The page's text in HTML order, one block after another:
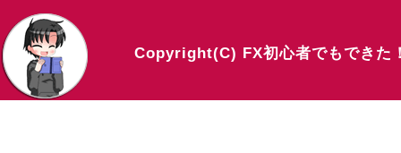
Copyright(C) FX初心者でもできた